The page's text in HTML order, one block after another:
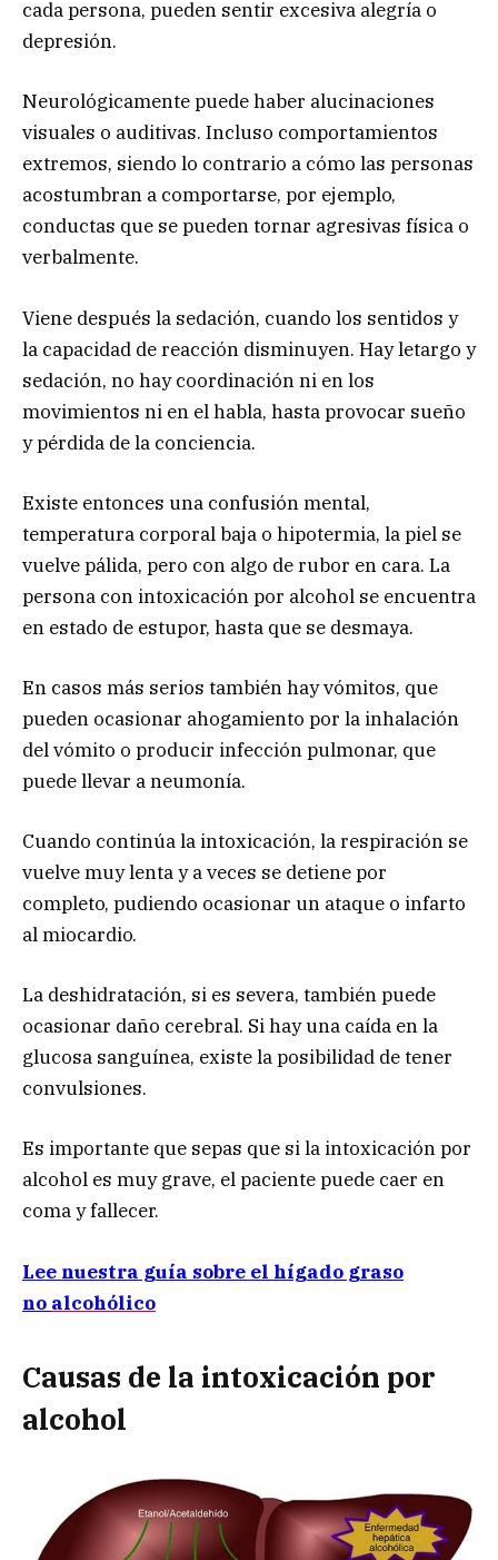
cada persona, pueden sentir excesiva alegría o
depresión.
Neurológicamente puede haber alucinaciones
visuales o auditivas. Incluso comportamientos
extremos, siendo lo contrario a cómo las personas
acostumbran a comportarse, por ejemplo,
conductas que se pueden tornar agresivas física o
verbalmente.
Viene después la sedación, cuando los sentidos y
la capacidad de reacción disminuyen. Hay letargo y
sedación, no hay coordinación ni en los
movimientos ni en el habla, hasta provocar sueño
y pérdida de la conciencia.
Existe entonces una confusión mental,
temperatura corporal baja o hipotermia, la piel se
vuelve pálida, pero con algo de rubor en cara. La
persona con intoxicación por alcohol se encuentra
en estado de estupor, hasta que se desmaya.
En casos más serios también hay vómitos, que
pueden ocasionar ahogamiento por la inhalación
del vómito o producir infección pulmonar, que
puede llevar a neumonía.
Cuando continúa la intoxicación, la respiración se
vuelve muy lenta y a veces se detiene por
completo, pudiendo ocasionar un ataque o infarto
al miocardio.
La deshidratación, si es severa, también puede
ocasionar daño cerebral. Si hay una caída en la
glucosa sanguínea, existe la posibilidad de tener
convulsiones.
Es importante que sepas que si la intoxicación por
alcohol es muy grave, el paciente puede caer en
coma y fallecer.
Lee nuestra guía sobre el hígado graso
no alcohólico
Causas de la intoxicación por
alcohol